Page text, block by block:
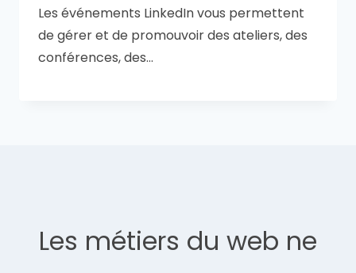
Les événements LinkedIn vous permettent
de gérer et de promouvoir des ateliers, des
conférences, des…
Les métiers du web ne